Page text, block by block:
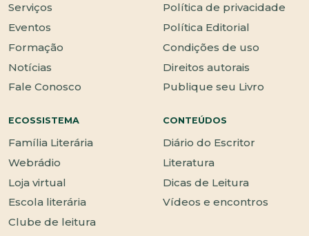
Serviços
Eventos
Formação
Notícias
Fale Conosco
Política de privacidade
Política Editorial
Condições de uso
Direitos autorais
Publique seu Livro
ECOSSISTEMA
Família Literária
Webrádio
Loja virtual
Escola literária
Clube de leitura
CONTEÚDOS
Diário do Escritor
Literatura
Dicas de Leitura
Vídeos e encontros